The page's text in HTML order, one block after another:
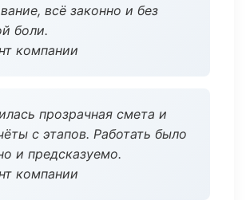
всё законно и без
боли.
компании
прозрачная смета и
с этапов. Работать было
и предсказуемо.
компании